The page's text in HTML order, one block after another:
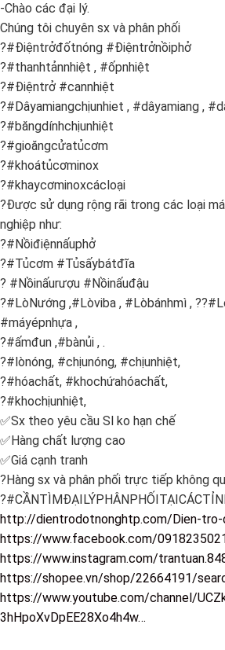
-Chào các đại lý.
Chúng tôi chuyên sx và phân phối
?#Điệntrởđốtnóng #Điệntrởnồiphở
?#thanhtảnnhiệt , #ốpnhiệt
?#Điệntrở #cannhiệt
?#Dâyamiangchịunhiet , #dâyamiang ,
?#băngdínhchịunhiệt
?#gioăngcửatủcơm
?#khoátủcơminox
?#khaycơminoxcácloại
?Được sử dụng rộng rãi trong các loại
nghiệp như:
?#Nồiđiệnnấuphở
?#Tủcơm #Tủsấybátđĩa
? #Nồinấurượu #Nồinấuđậu
?#LòNướng ,#Lòviba , #Lòbánhmì ,
#máyépnhựa ,
?#ấmđun ,#bànủi , .
?#lònóng, #chịunóng, #chịunhiệt,
?#hóachất, #khochứahóachất,
?#khochịunhiệt,
✅Sx theo yêu cầu Sl ko hạn chế
✅Hàng chất lượng cao
✅Giá cạnh tranh
?Hàng sx và phân phối trực tiếp không
http://dientrodotnonghtp.com/Dien-
https://www.facebook.com/
https://www.instagram.com/
https://shopee.vn/shop/22664191/
https://www.youtube.com/channel/
3hHpoXvDpEE28Xo4h4w…